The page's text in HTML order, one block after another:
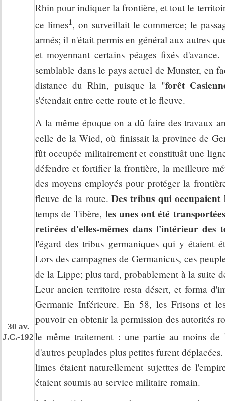
30 av.
J.C.-192
Rhin pour indiquer la frontière, et tout le
ce limes1, on surveillait le commerce; le
armés; il n'était permis en général aux autres
et moyennant certains péages fixés
semblable dans le pays actuel de Munster, en
distance du Rhin, puisque la "forêt
s'étendait entre cette route et le fleuve.
A la même époque on a dû faire des travaux
celle de la Wied, où finissait la province de
fût occupée militairement et constituât une
défendre et fortifier la frontière, la meilleure
des moyens employés pour protéger la
fleuve de la route.Des tribus qui
temps de Tibère, les unes ont été
retirées d'elles-mêmes dans l'intérieur des
l'égard des tribus germaniques qui y étaient
Lors des campagnes de Germanicus, ces
de la Lippe; plus tard, probablement à la suite
Leur ancien territoire resta désert, et forma
Germanie Inférieure. En 58, les Frisons et
pouvoir en obtenir la permission des autorités
le même traitement : une partie au moins
d'autres peuplades plus petites furent
limes étaient naturellement sujetttes de
étaient soumis au service militaire romain.